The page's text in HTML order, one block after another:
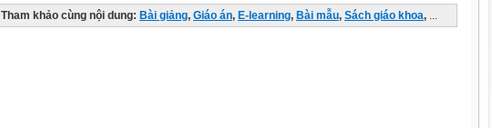
Tham khảo cùng nội dung: Bài giảng, Giáo án, E-learning, Bài mẫu, Sách giáo khoa, ...